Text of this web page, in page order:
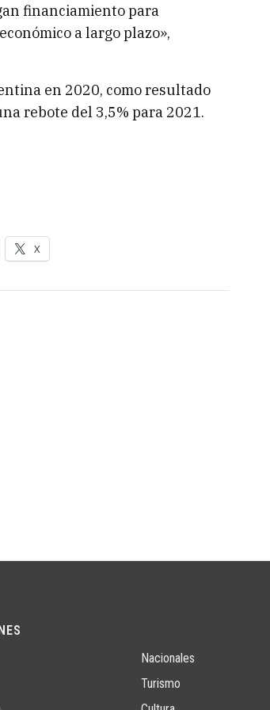
financiamiento para
a largo plazo»,
en 2020, como resultado
rebote del 3,5% para 2021.
X
Nacionales
Turismo